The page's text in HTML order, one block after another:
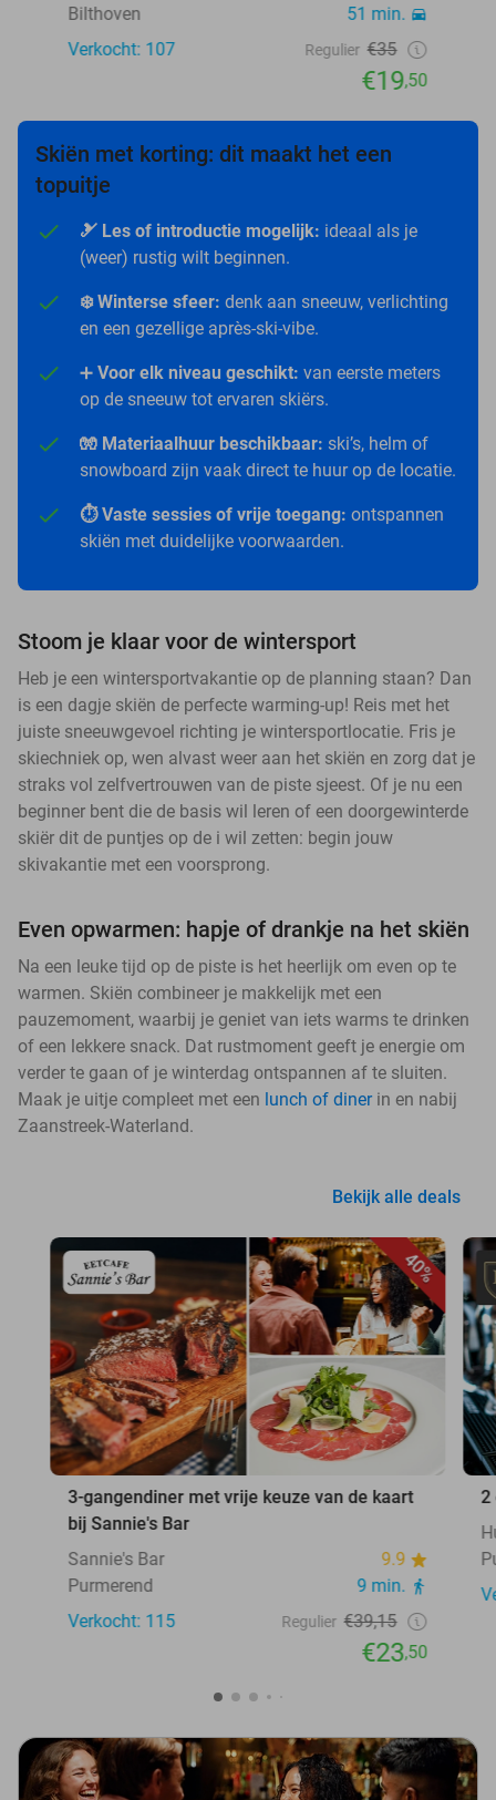
Bilthoven
51 min.
Verkocht: 107
Regulier €35
€19,50
Skiën met korting: dit maakt het een
topuitje
🎿 Les of introductie mogelijk: ideaal als je
(weer) rustig wilt beginnen.
❄️ Winterse sfeer: denk aan sneeuw, verlichting
en een gezellige après-ski-vibe.
➕ Voor elk niveau geschikt: van eerste meters
op de sneeuw tot ervaren skiërs.
🧤 Materiaalhuur beschikbaar: ski’s, helm of
snowboard zijn vaak direct te huur op de locatie.
⏱️ Vaste sessies of vrije toegang: ontspannen
skiën met duidelijke voorwaarden.
Stoom je klaar voor de wintersport
Heb je een wintersportvakantie op de planning staan? Dan
is een dagje skiën de perfecte warming-up! Reis met het
juiste sneeuwgevoel richting je wintersportlocatie. Fris je
skiechniek op, wen alvast weer aan het skiën en zorg dat je
straks vol zelfvertrouwen van de piste sjeest. Of je nu een
beginner bent die de basis wil leren of een doorgewinterde
skiër dit de puntjes op de i wil zetten: begin jouw
skivakantie met een voorsprong.
Even opwarmen: hapje of drankje na het skiën
Na een leuke tijd op de piste is het heerlijk om even op te
warmen. Skiën combineer je makkelijk met een
pauzemoment, waarbij je geniet van iets warms te drinken
of een lekkere snack. Dat rustmoment geeft je energie om
verder te gaan of je winterdag ontspannen af te sluiten.
Maak je uitje compleet met een lunch of dinerin en nabij
Zaanstreek-Waterland.
Bekijk alle deals
40%
3-gangendiner met vrije keuze van de kaart
bij Sannie's Bar
Sannie's Bar
9.9
Purmerend
9 min.
Verkocht: 115
Regulier €39,15
€23,50
2